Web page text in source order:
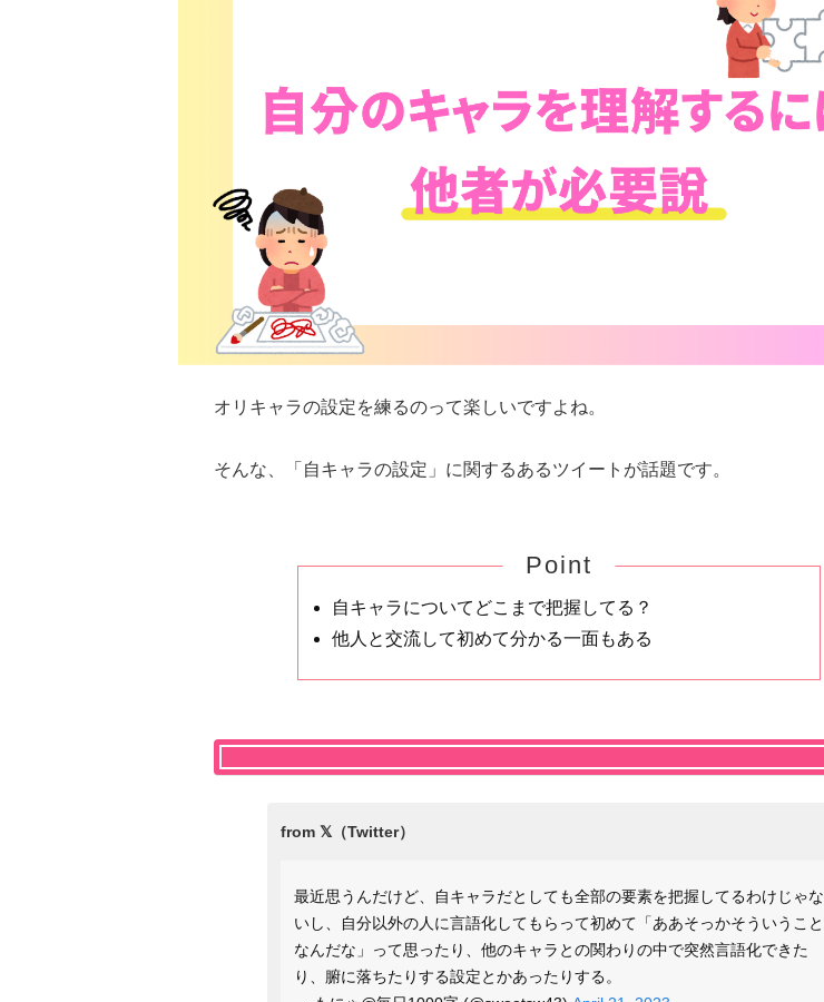
オリキャラの設定を練るのって楽しいですよね。
そんな、「自キャラの設定」に関するあるツイートが話題です。
Point
自キャラについてどこまで把握してる？
他人と交流して初めて分かる一面もある
最近思うんだけど、自キャラだとしても全部の要素を把握してるわけじゃな
いし、自分以外の人に言語化してもらって初めて「ああそっかそういうこと
なんだな」って思ったり、他のキャラとの関わりの中で突然言語化できた
り、腑に落ちたりする設定とかあったりする。